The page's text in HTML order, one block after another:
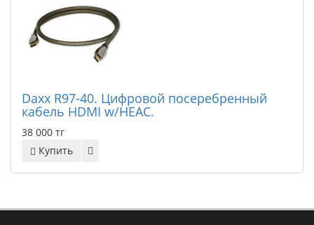
Daxx R97-40. Цифровой посеребренный
кабель HDMI w/HEAC.
38 000 тг
Купить